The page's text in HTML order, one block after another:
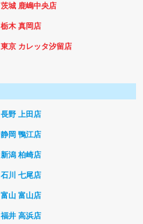
茨城 鹿嶋中央店
栃木 真岡店
東京 カレッタ汐留店
長野 上田店
静岡 鴨江店
新潟 柏崎店
石川 七尾店
富山 富山店
福井 高浜店